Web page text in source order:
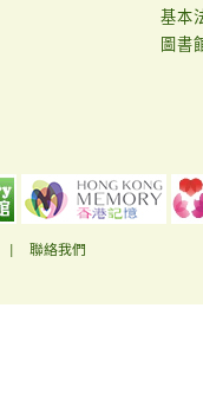
基本
圖書
聯絡我們